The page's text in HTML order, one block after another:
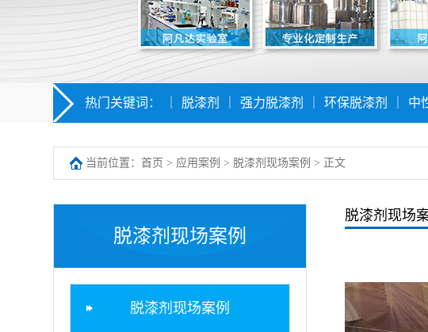
热门关键词： 脱漆剂 强力脱漆剂 环保脱漆剂 中
当前位置： 首页 > 应用案例 > 脱漆剂现场案例 > 正文
脱漆剂现场案例
脱漆剂现场案例
脱漆剂现场